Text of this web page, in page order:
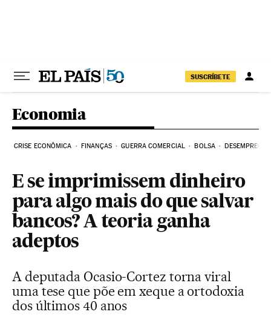
SUSCRÍBETE
Economia
CRISE ECONÔMICA FINANÇAS GUERRA COMERCIAL BOLSA DESEMPREGO
E se imprimissem dinheiro
para algo mais do que salvar
bancos? A teoria ganha
adeptos
A deputada Ocasio-Cortez torna viral
uma tese que põe em xeque a ortodoxia
dos últimos 40 anos